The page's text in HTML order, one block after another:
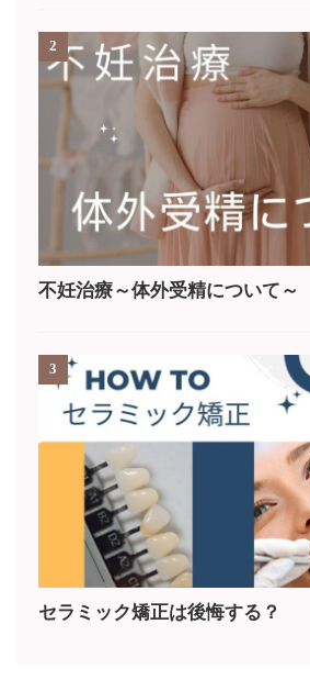
2
不妊治療～体外受精について～
3
セラミック矯正は後悔する？